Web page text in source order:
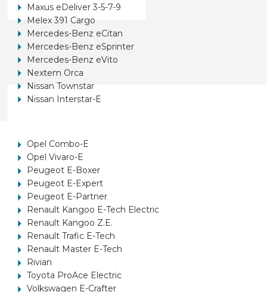
Maxus eDeliver 3-5-7-9
Melex 391 Cargo
Mercedes-Benz eCitan
Mercedes-Benz eSprinter
Mercedes-Benz eVito
Nextem Orca
Nissan Townstar
Nissan Interstar-E
Opel Combo-E
Opel Vivaro-E
Peugeot E-Boxer
Peugeot E-Expert
Peugeot E-Partner
Renault Kangoo E-Tech Electric
Renault Kangoo Z.E.
Renault Trafic E-Tech
Renault Master E-Tech
Rivian
Toyota ProAce Electric
Volkswagen E-Crafter